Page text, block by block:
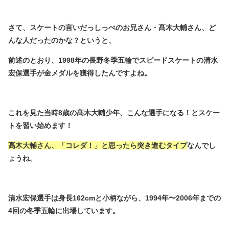
さて、スケートの言いだっしっぺのお兄さん・髙木大輔さん、ど
んな人だったのかな？というと、
前述のとおり、1998年の長野冬季五輪でスピードスケートの清水
宏保選手が金メダルを獲得したんですよね。
これを見た当時8歳の髙木大輔少年、こんな選手になる！とスケー
トを習い始めます！
髙木大輔さん、「コレダ！」と思ったら突き進むタイプなんでし
ょうね。
清水宏保選手は身長162cmと小柄ながら、1994年〜2006年までの
4回の冬季五輪に出場しています。